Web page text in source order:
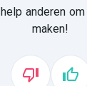
anderen
maken!